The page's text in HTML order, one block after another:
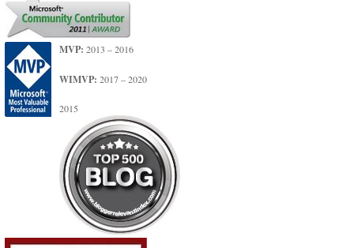
MVP: 2013 – 2016
WIMVP: 2017 – 2020
2015